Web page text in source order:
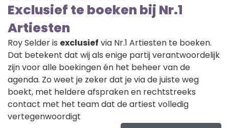
Exclusief te boeken bij Nr.1
Artiesten
Roy Selder is exclusief via Nr.1 Artiesten te boeken.
Dat betekent dat wij als enige partij verantwoordelijk
zijn voor alle boekingen én het beheer van de
agenda. Zo weet je zeker dat je via de juiste weg
boekt, met heldere afspraken en rechtstreeks
contact met het team dat de artiest volledig
vertegenwoordigt